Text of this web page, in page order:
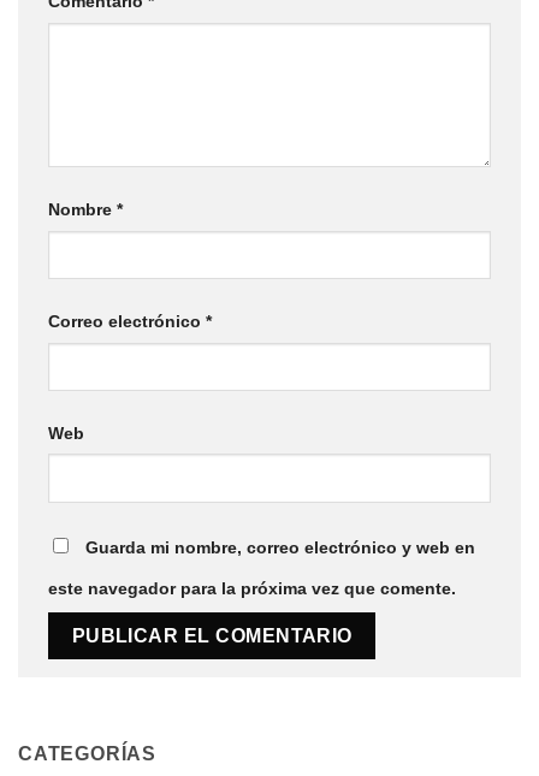
Nombre *
Correo electrónico *
Web
Guarda mi nombre, correo electrónico y web en
este navegador para la próxima vez que comente.
CATEGORÍAS